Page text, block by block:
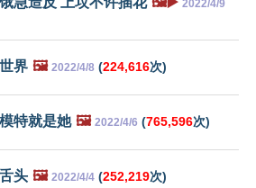
2022/4/9
界 🖼️ 2022/4/8 (224,616次)
特就是她 🖼️ 2022/4/6 (765,596次)
头 🖼️ 2022/4/4 (252,219次)